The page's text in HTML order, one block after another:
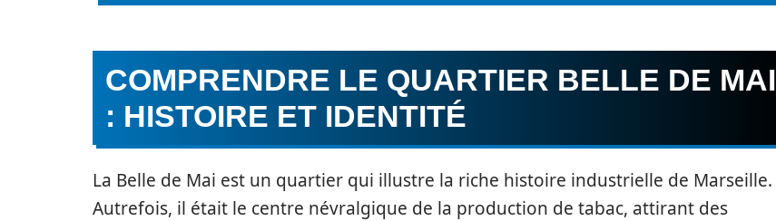
COMPRENDRE LE QUARTIER BELLE DE MAI
: HISTOIRE ET IDENTITÉ
La Belle de Mai est un quartier qui illustre la riche histoire industrielle de Marseille.
Autrefois, il était le centre névralgique de la production de tabac, attirant des